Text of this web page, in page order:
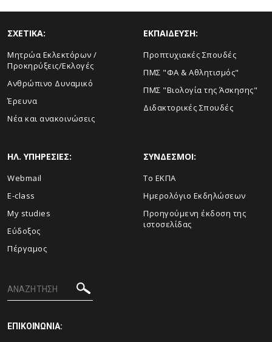
ΣΧΕΤΙΚΑ:
Μητρώα Εκλεκτόρων /
Προκηρύξεις/Εκλογές
Ανθρώπινο Δυναμικό
Έρευνα
Νέα και ανακοινώσεις
ΕΚΠΑΙΔΕΥΣΗ:
Προπτυχιακές Σπουδές
ΠΜΣ "ΦΑ & Αθλητισμός"
ΠΜΣ "Βιολογία της Άσκησης"
Διδακτορικές Σπουδές
ΗΛ. ΥΠΗΡΕΣΙΕΣ:
Webmail
E-class
My studies
Εύδοξος
Πέργαμος
ΣΥΝΔΕΣΜΟΙ:
Το ΕΚΠΑ
Ημερολόγιο Εκδηλώσεων
Προηγούμενη έκδοση της
ιστοσελίδας
ΕΠΙΚΟΙΝΩΝΙΑ: